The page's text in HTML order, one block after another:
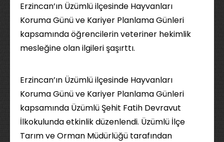
Erzincan’ın Üzümlü ilçesinde Hayvanları
Koruma Günü ve Kariyer Planlama Günleri
kapsamında öğrencilerin veteriner hekimlik
mesleğine olan ilgileri şaşırttı.
Erzincan’ın Üzümlü ilçesinde Hayvanları
Koruma Günü ve Kariyer Planlama Günleri
kapsamında Üzümlü Şehit Fatih Devravut
İlkokulunda etkinlik düzenlendi. Üzümlü İlçe
Tarım ve Orman Müdürlüğü tarafından